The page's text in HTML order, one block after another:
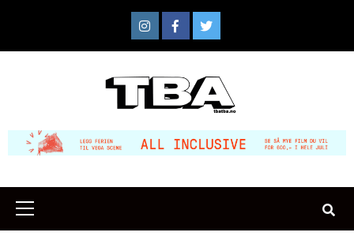
content
InstagramFacebook
Twitter
Primary
Menu